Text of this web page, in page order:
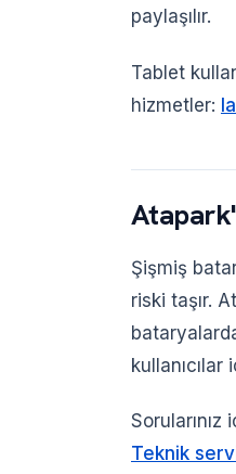
paylaşılır.
Tablet
hizmetler:
Şişmiş
riski taşır.
Sorularınız
Teknik